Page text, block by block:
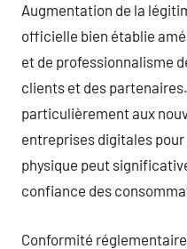
Augmentation de la
officielle bien établie
et de professionnalisme
clients et des partenaires.
particulièrement aux
entreprises digitales
physique peut
confiance des
Conformité